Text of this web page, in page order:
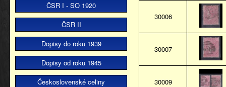
ČSR I - SO 1920
ČSR II
Dopisy do roku 1939
Dopisy od roku 1945
Československé celiny
30006
30007
30009